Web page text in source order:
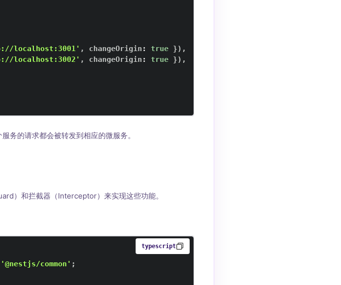
localhost:3001' , changeOrigin : true }) ,
localhost:3002' , changeOrigin : true }) ,
务的请求都会被转发到相应的微服务。
）和拦截器（Interceptor）来实现这些功能。
typescript
'@nestjs/common' ;